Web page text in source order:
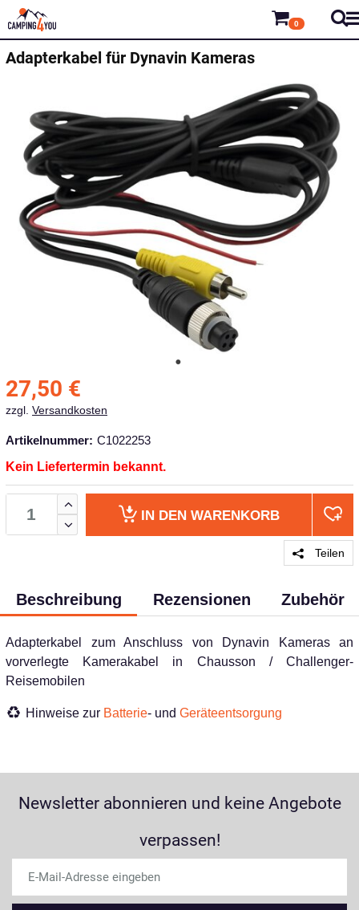
0
Adapterkabel für Dynavin Kameras
27,50 €
zzgl. Versandkosten
Artikelnummer: C1022253
Kein Liefertermin bekannt.
IN DEN WARENKORB
Teilen
Beschreibung Rezensionen Zubehör
Adapterkabel zum Anschluss von Dynavin Kameras an
vorverlegte Kamerakabel in Chausson / Challenger-
Reisemobilen
Hinweise zur Batterie- und Geräteentsorgung
Newsletter abonnieren und keine Angebote
verpassen!